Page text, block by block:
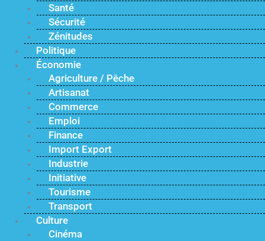
Santé
Sécurité
Zénitudes
Politique
Économie
Agriculture / Pêche
Artisanat
Commerce
Emploi
Finance
Import Export
Industrie
Initiative
Tourisme
Transport
Culture
Cinéma